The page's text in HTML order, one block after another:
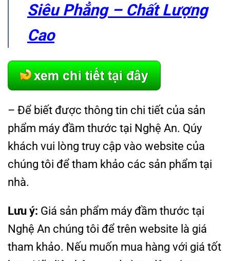
Siêu Phẳng – Chất Lượng
Cao
– Để biết được thông tin chi tiết của sản
phẩm máy đầm thước tại Nghệ An. Qúy
khách vui lòng truy cập vào website của
chúng tôi để tham khảo các sản phẩm tại
nhà.
Lưu ý: Giá sản phẩm máy đầm thước tại
Nghệ An chúng tôi để trên website là giá
tham khảo. Nếu muốn mua hàng với giá tốt